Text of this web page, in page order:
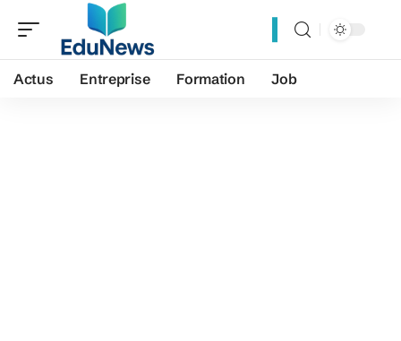
Actus Entreprise Formation Job